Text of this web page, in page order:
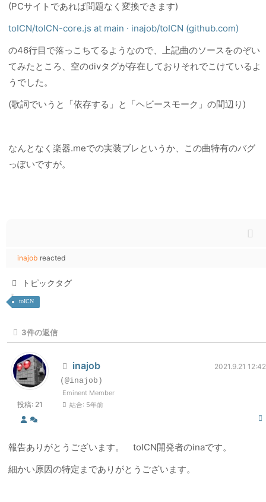
(PCサイトであれば問題なく変換できます)
toICN/toICN-core.js at main · inajob/toICN (github.com)
の46行目で落っこちてるようなので、上記曲のソースをのぞい
てみたところ、空のdivタグが存在しておりそれでこけているよ
うでした。
(歌詞でいうと「依存する」と「ヘビースモーク」の間辺り)
なんとなく楽器.meでの実装ブレというか、この曲特有のバグ
っぽいですが。
inajob reacted
トピックタグ
toICN
3件の返信
投稿: 21
inajob
2021.9.21 12:42
(@inajob)
Eminent Member
結合: 5年前
報告ありがとうございます。 toICN開発者のinaです。
細かい原因の特定までありがとうございます。